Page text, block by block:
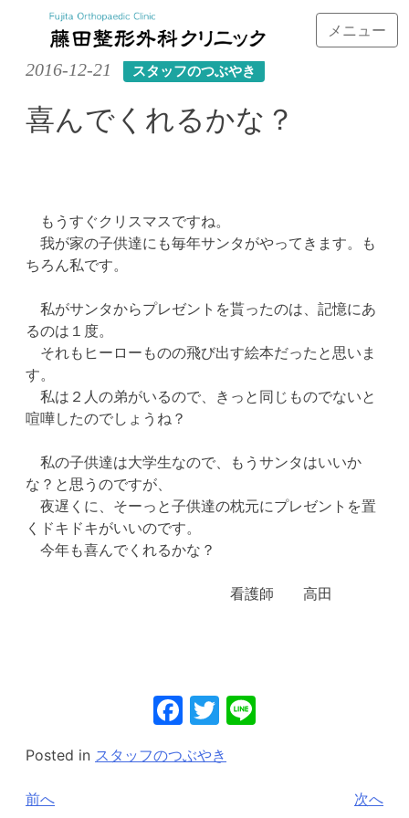
メニュー
2016-12-21 スタッフのつぶやき
喜んでくれるかな？
もうすぐクリスマスですね。
我が家の子供達にも毎年サンタがやってきます。も
ちろん私です。
私がサンタからプレゼントを貰ったのは、記憶にあ
るのは１度。
それもヒーローものの飛び出す絵本だったと思いま
す。
私は２人の弟がいるので、きっと同じものでないと
喧嘩したのでしょうね？
私の子供達は大学生なので、もうサンタはいいか
な？と思うのですが、
夜遅くに、そーっと子供達の枕元にプレゼントを置
くドキドキがいいのです。
今年も喜んでくれるかな？
看護師 高田
Facebook
Twitter
Posted in スタッフのつぶやき
投
前へ 次へ